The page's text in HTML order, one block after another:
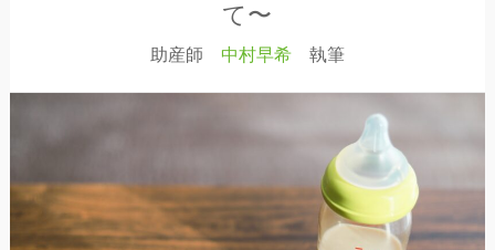
て〜
助産師 中村早希執筆